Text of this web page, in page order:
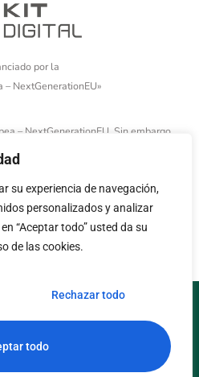
su experiencia de navegación,
personalizados y analizar
“Aceptar todo” usted da su
de las cookies.
Rechazar todo
todo
por la
– NextGenerationEU»
– NextGenerationEU. Sin embargo,
expresadas son únicamente los
necesariamente los de la Unión
Ni la Unión Europea ni la Comisión
responsables de las mismas»